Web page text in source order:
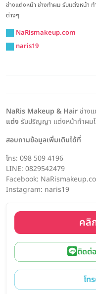
ช่างแต่งหน้า ช่างทำผม รับแต่งหน้า
ต่างๆ
NaRismakeup.com
naris19
NaRis Makeup & Hair ช่าง
แต่ง รับปริญญา แต่งหน้าทำผม
สอบถามข้อมูลเพิ่มเติมได้ที่
โทร: 098 509 4196
LINE: 0829542479
Facebook:
Instagram: naris19
คลิ
ติดต่
โท